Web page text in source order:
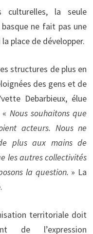
culturelles, la seule
ne fait pas une
place de développer.
structures de plus en
des gens et de
Debarbieux, élue
Nous souhaitons que
acteurs. Nous ne
plus aux mains de
les autres collectivités
la question. » La
territoriale doit
de l’expression